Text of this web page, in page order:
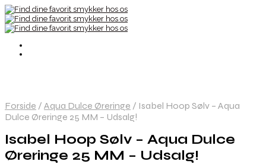
Forside / Aqua Dulce Øreringe / Isabel Hoop Sølv – Aqua
Dulce Øreringe 25 MM – Udsalg!
Isabel Hoop Sølv – Aqua Dulce
Øreringe 25 MM – Udsalg!